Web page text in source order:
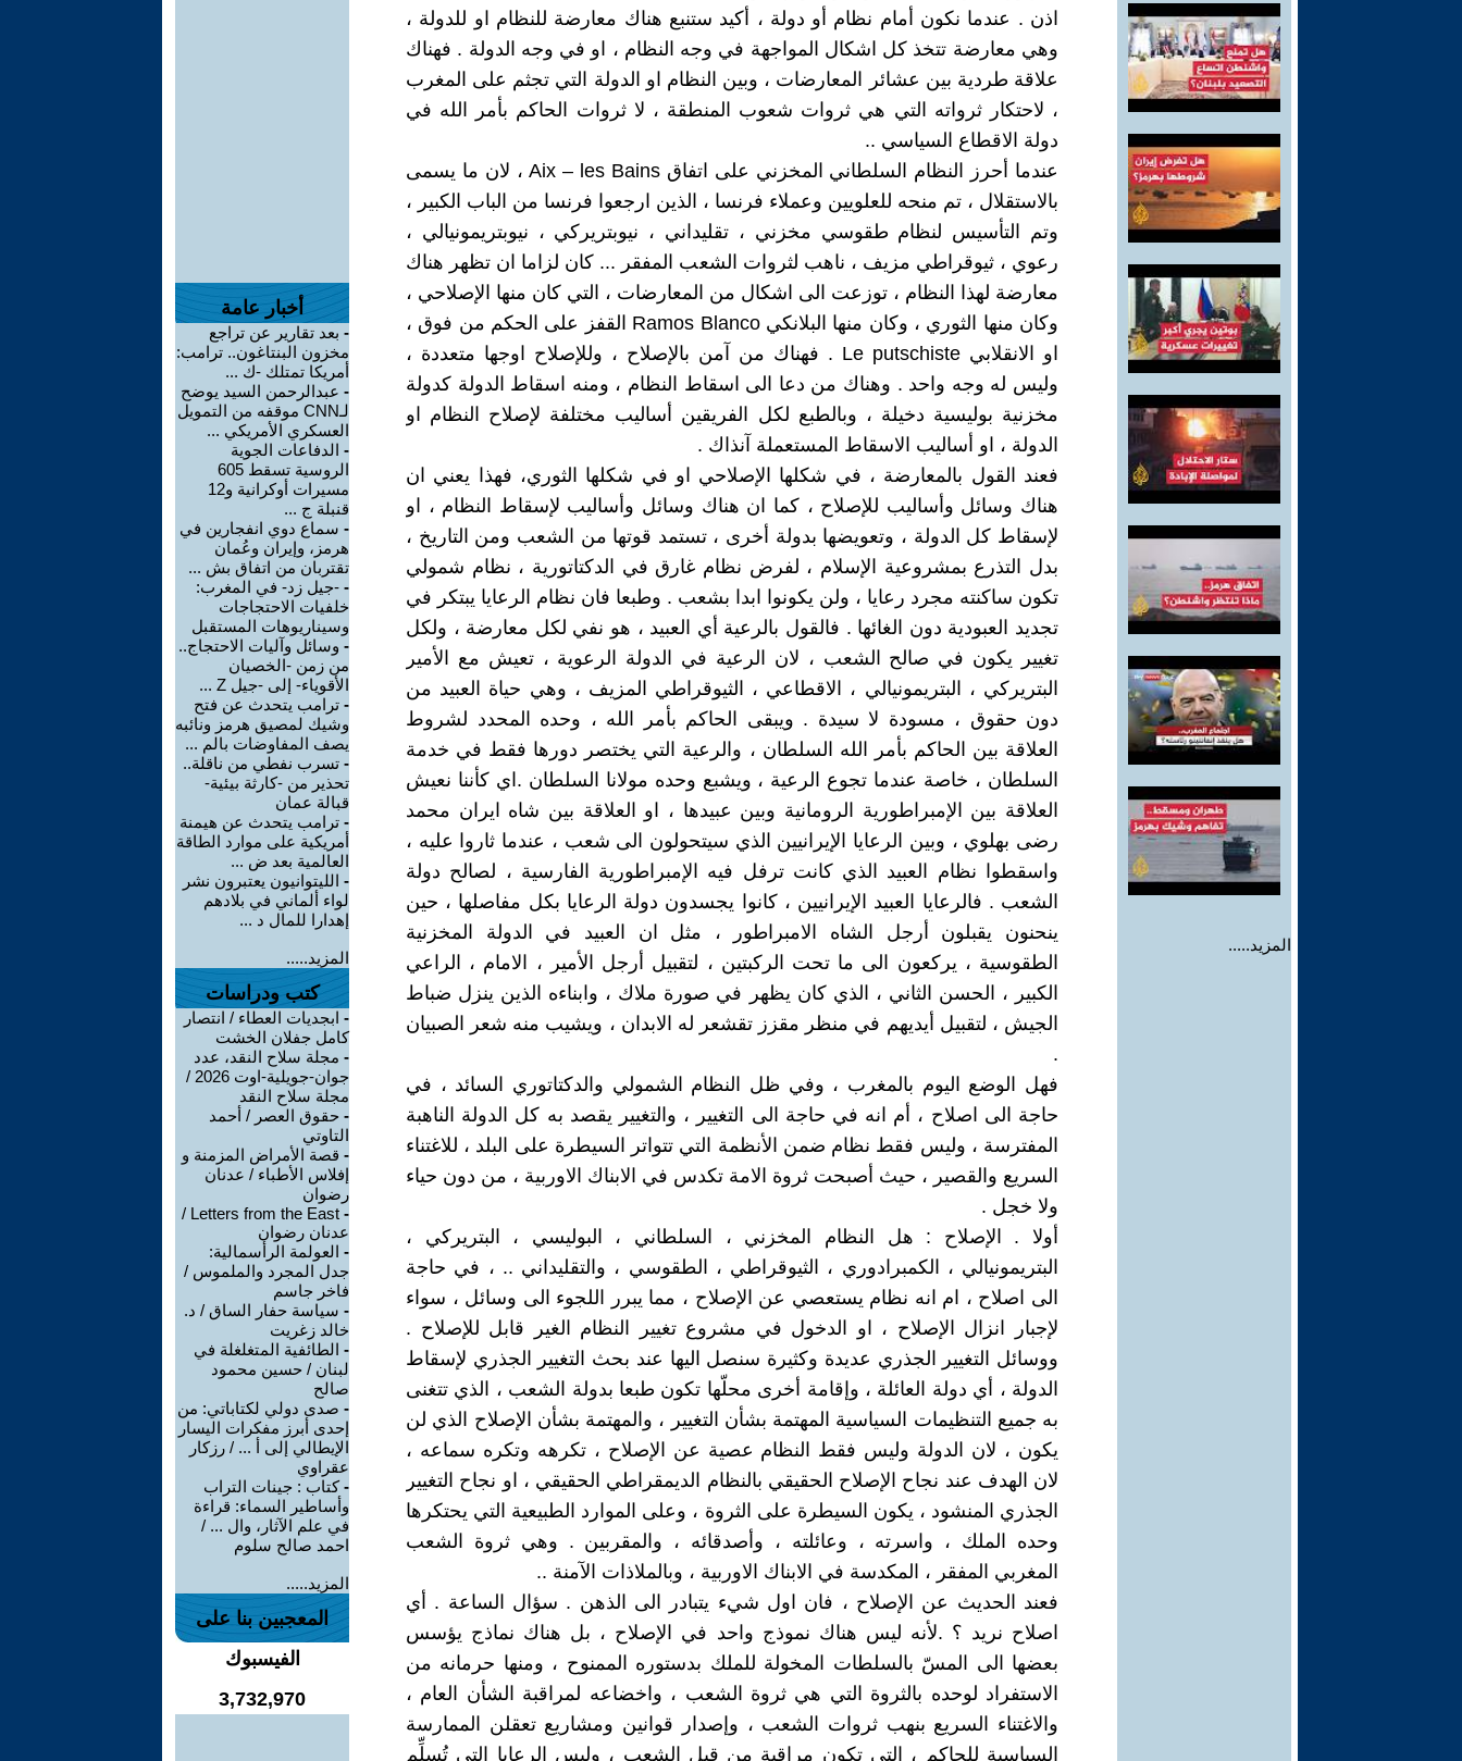
المزيد.....
اذن . عندما نكون أمام نظام أو دولة ، أكيد ستنبع هناك معارضة للنظام او للدولة ،
وهي معارضة تتخذ كل اشكال المواجهة في وجه النظام ، او في وجه الدولة . فهناك
علاقة طردية بين عشائر المعارضات ، وبين النظام او الدولة التي تجثم على المغرب
، لاحتكار ثرواته التي هي ثروات شعوب المنطقة ، لا ثروات الحاكم بأمر الله في
دولة الاقطاع السياسي ..
عندما أحرز النظام السلطاني المخزني على اتفاق Aix – les Bains ، لان ما يسمى
بالاستقلال ، تم منحه للعلويين وعملاء فرنسا ، الذين ارجعوا فرنسا من الباب الكبير ،
وتم التأسيس لنظام طقوسي مخزني ، تقليداني ، نيوبتريركي ، نيوبتريمونيالي ،
رعوي ، ثيوقراطي مزيف ، ناهب لثروات الشعب المفقر ... كان لزاما ان تظهر هناك
معارضة لهذا النظام ، توزعت الى اشكال من المعارضات ، التي كان منها الإصلاحي ،
وكان منها الثوري ، وكان منها البلانكي Ramos Blanco القفز على الحكم من فوق ،
او الانقلابي Le putschiste . فهناك من آمن بالإصلاح ، وللإصلاح اوجها متعددة ،
وليس له وجه واحد . وهناك من دعا الى اسقاط النظام ، ومنه اسقاط الدولة كدولة
مخزنية بوليسية دخيلة ، وبالطبع لكل الفريقين أساليب مختلفة لإصلاح النظام او
الدولة ، او أساليب الاسقاط المستعملة آنذاك .
فعند القول بالمعارضة ، في شكلها الإصلاحي او في شكلها الثوري، فهذا يعني ان
هناك وسائل وأساليب للإصلاح ، كما ان هناك وسائل وأساليب لإسقاط النظام ، او
لإسقاط كل الدولة ، وتعويضها بدولة أخرى ، تستمد قوتها من الشعب ومن التاريخ ،
بدل التذرع بمشروعية الإسلام ، لفرض نظام غارق في الدكتاتورية ، نظام شمولي
تكون ساكنته مجرد رعايا ، ولن يكونوا ابدا بشعب . وطبعا فان نظام الرعايا يبتكر في
تجديد العبودية دون الغائها . فالقول بالرعية أي العبيد ، هو نفي لكل معارضة ، ولكل
تغيير يكون في صالح الشعب ، لان الرعية في الدولة الرعوية ، تعيش مع الأمير
البتريركي ، البتريمونيالي ، الاقطاعي ، الثيوقراطي المزيف ، وهي حياة العبيد من
دون حقوق ، مسودة لا سيدة . ويبقى الحاكم بأمر الله ، وحده المحدد لشروط
العلاقة بين الحاكم بأمر الله السلطان ، والرعية التي يختصر دورها فقط في خدمة
السلطان ، خاصة عندما تجوع الرعية ، ويشبع وحده مولانا السلطان .اي كأننا نعيش
العلاقة بين الإمبراطورية الرومانية وبين عبيدها ، او العلاقة بين شاه ايران محمد
رضى بهلوي ، وبين الرعايا الإيرانيين الذي سيتحولون الى شعب ، عندما ثاروا عليه ،
واسقطوا نظام العبيد الذي كانت ترفل فيه الإمبراطورية الفارسية ، لصالح دولة
الشعب . فالرعايا العبيد الإيرانيين ، كانوا يجسدون دولة الرعايا بكل مفاصلها ، حين
ينحنون يقبلون أرجل الشاه الامبراطور ، مثل ان العبيد في الدولة المخزنية
الطقوسية ، يركعون الى ما تحت الركبتين ، لتقبيل أرجل الأمير ، الامام ، الراعي
الكبير ، الحسن الثاني ، الذي كان يظهر في صورة ملاك ، وابناءه الذين ينزل ضباط
الجيش ، لتقبيل أيديهم في منظر مقزز تقشعر له الابدان ، ويشيب منه شعر الصبيان
.
فهل الوضع اليوم بالمغرب ، وفي ظل النظام الشمولي والدكتاتوري السائد ، في
حاجة الى اصلاح ، أم انه في حاجة الى التغيير ، والتغيير يقصد به كل الدولة الناهبة
المفترسة ، وليس فقط نظام ضمن الأنظمة التي تتواتر السيطرة على البلد ، للاغتناء
السريع والقصير ، حيث أصبحت ثروة الامة تكدس في الابناك الاوربية ، من دون حياء
ولا خجل .
أولا . الإصلاح : هل النظام المخزني ، السلطاني ، البوليسي ، البتريركي ،
البتريمونيالي ، الكمبرادوري ، الثيوقراطي ، الطقوسي ، والتقليداني .. ، في حاجة
الى اصلاح ، ام انه نظام يستعصي عن الإصلاح ، مما يبرر اللجوء الى وسائل ، سواء
لإجبار انزال الإصلاح ، او الدخول في مشروع تغيير النظام الغير قابل للإصلاح .
ووسائل التغيير الجذري عديدة وكثيرة سنصل اليها عند بحث التغيير الجذري لإسقاط
الدولة ، أي دولة العائلة ، وإقامة أخرى محلّها تكون طبعا بدولة الشعب ، الذي تتغنى
به جميع التنظيمات السياسية المهتمة بشأن التغيير ، والمهتمة بشأن الإصلاح الذي لن
يكون ، لان الدولة وليس فقط النظام عصية عن الإصلاح ، تكرهه وتكره سماعه ،
لان الهدف عند نجاح الإصلاح الحقيقي بالنظام الديمقراطي الحقيقي ، او نجاح التغيير
الجذري المنشود ، يكون السيطرة على الثروة ، وعلى الموارد الطبيعية التي يحتكرها
وحده الملك ، واسرته ، وعائلته ، وأصدقائه ، والمقربين . وهي ثروة الشعب
المغربي المفقر ، المكدسة في الابناك الاوربية ، وبالملاذات الآمنة ..
فعند الحديث عن الإصلاح ، فان اول شيء يتبادر الى الذهن . سؤال الساعة . أي
اصلاح نريد ؟ .لأنه ليس هناك نموذج واحد في الإصلاح ، بل هناك نماذج يؤسس
بعضها الى المسّ بالسلطات المخولة للملك بدستوره الممنوح ، ومنها حرمانه من
الاستفراد لوحده بالثروة التي هي ثروة الشعب ، واخضاعه لمراقبة الشأن العام ،
والاغتناء السريع بنهب ثروات الشعب ، وإصدار قوانين ومشاريع تعقلن الممارسة
السياسية للحاكم ، التي تكون مراقبة من قبل الشعب ، وليس الرعايا التي تُسلِّم
أخبار عامة
- بعد تقارير عن تراجع
مخزون البنتاغون.. ترامب:
أمريكا تمتلك -ك ...
- عبدالرحمن السيد يوضح
لـCNN موقفه من التمويل
العسكري الأمريكي ...
- الدفاعات الجوية
الروسية تسقط 605
مسيرات أوكرانية و12
قنبلة ج ...
- سماع دوي انفجارين في
هرمز، وإيران وعُمان
تقتربان من اتفاق بش ...
- -جيل زد- في المغرب:
خلفيات الاحتجاجات
وسيناريوهات المستقبل
- وسائل وآليات الاحتجاج..
من زمن -الخصيان
الأقوياء- إلى -جيل Z ...
- ترامب يتحدث عن فتح
وشيك لمصيق هرمز ونائبه
يصف المفاوضات بالم ...
- تسرب نفطي من ناقلة..
تحذير من -كارثة بيئية-
قبالة عمان
- ترامب يتحدث عن هيمنة
أمريكية على موارد الطاقة
العالمية بعد ض ...
- الليتوانيون يعتبرون نشر
لواء ألماني في بلادهم
إهدارا للمال د ...
المزيد.....
كتب ودراسات
- ابجديات العطاء / انتصار
كامل جفلان الخشت
- مجلة سلاح النقد، عدد
جوان-جويلية-اوت 2026 /
مجلة سلاح النقد
- حقوق العصر / أحمد
التاوتي
- قصة الأمراض المزمنة و
إفلاس الأطباء / عدنان
رضوان
-
Letters from the East /
عدنان رضوان
- العولمة الرأسمالية:
جدل المجرد والملموس /
فاخر جاسم
- سياسة حفار الساق / د.
خالد زغريت
- الطائفية المتغلغلة في
لبنان / حسين محمود
صالح
- صدى دولي لكتاباتي: من
إحدى أبرز مفكرات اليسار
الإيطالي إلى أ ... / رزكار
عقراوي
-كتاب : جينات التراب
وأساطير السماء: قراءة
في علم الآثار، وال ... /
احمد صالح سلوم
المزيد.....
المعجبين بنا على
الفيسبوك
3,732,970